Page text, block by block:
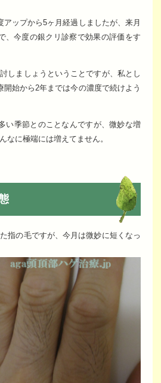
アップから5ヶ月経過しましたが、来月
、今度の銀クリ診察で効果の評価をす
しましょうということですが、私とし
始から2年までは今の濃度で続けよう
い季節とのことなんですが、微妙な増
なに極端には増えてません。
指の毛ですが、今月は微妙に短くなっ